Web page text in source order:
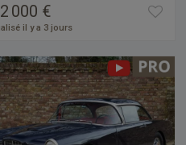
000 €
il y a 3 jours